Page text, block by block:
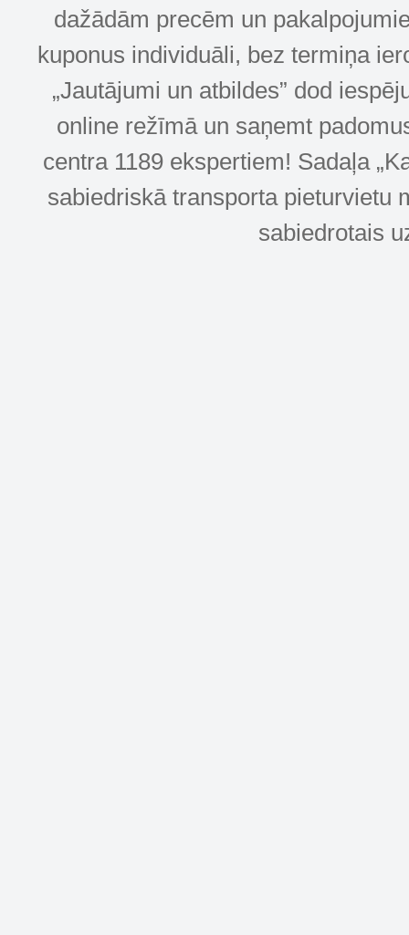
dažādām precēm un
kuponus individuāli, bez termiņa
„Jautājumi un atbildes” dod
online režīmā un saņemt
centra 1189 ekspertiem! Sadaļa
sabiedriskā transporta pieturvietu
sabiedrotais